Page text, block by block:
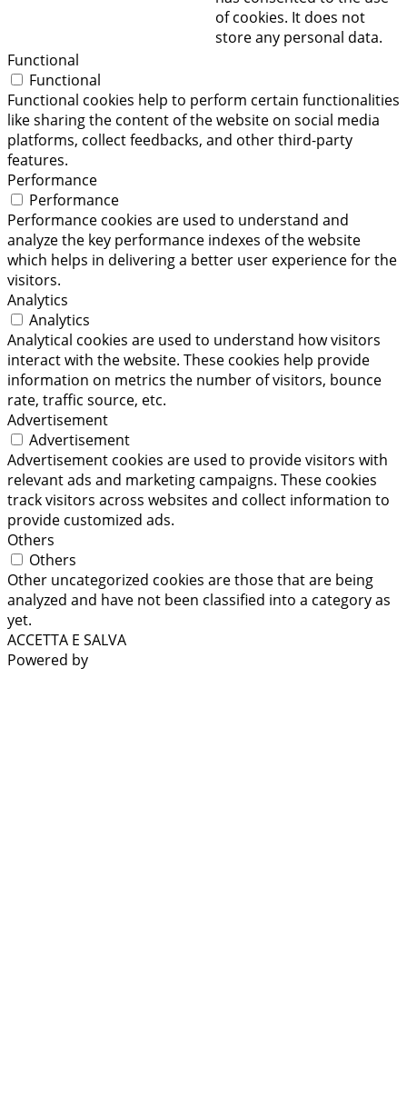
of cookies. It does not
store any personal data.
Functional
Functional
Functional cookies help to perform certain functionalities
like sharing the content of the website on social media
platforms, collect feedbacks, and other third-party
features.
Performance
Performance
Performance cookies are used to understand and
analyze the key performance indexes of the website
which helps in delivering a better user experience for the
visitors.
Analytics
Analytics
Analytical cookies are used to understand how visitors
interact with the website. These cookies help provide
information on metrics the number of visitors, bounce
rate, traffic source, etc.
Advertisement
Advertisement
Advertisement cookies are used to provide visitors with
relevant ads and marketing campaigns. These cookies
track visitors across websites and collect information to
provide customized ads.
Others
Others
Other uncategorized cookies are those that are being
analyzed and have not been classified into a category as
yet.
ACCETTA E SALVA
Powered by